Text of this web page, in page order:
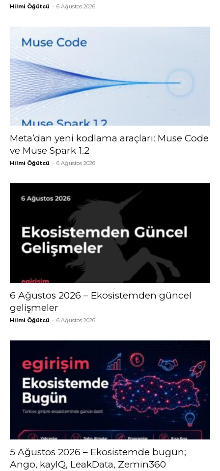
Hilmi Öğütcü - 6 Ağustos 2026
Meta’dan yeni kodlama araçları: Muse Code
ve Muse Spark 1.2
Hilmi Öğütcü - 6 Ağustos 2026
6 Ağustos 2026 – Ekosistemden güncel
gelişmeler
Hilmi Öğütcü - 6 Ağustos 2026
5 Ağustos 2026 – Ekosistemde bugün;
Ango, kayIQ, LeakData, Zemin360